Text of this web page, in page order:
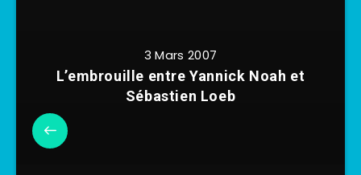
3 Mars 2007
L’embrouille entre Yannick Noah et
Sébastien Loeb